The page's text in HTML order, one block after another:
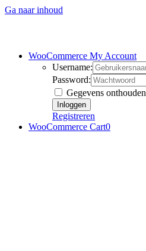
Ga naar inhoud
WooCommerce My Account
Username:
Password:
Gegevens onthouden
Registreren
WooCommerce Cart0